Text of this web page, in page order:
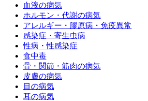
血液の病気
ホルモン・代謝の病気
アレルギー・膠原病・免疫異常
感染症・寄生虫病
性病・性感染症
食中毒
骨・関節・筋肉の病気
皮膚の病気
目の病気
耳の病気